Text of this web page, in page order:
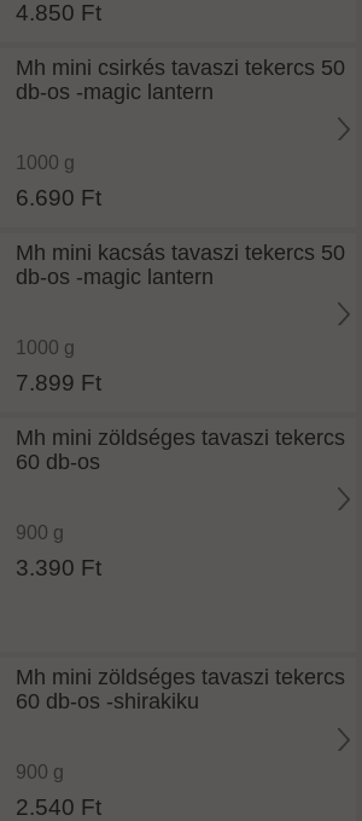
4.850 Ft
Mh mini csirkés tavaszi tekercs 50
db-os -magic lantern
1000 g
6.690 Ft
Mh mini kacsás tavaszi tekercs 50
db-os -magic lantern
1000 g
7.899 Ft
Mh mini zöldséges tavaszi tekercs
60 db-os
900 g
3.390 Ft
Mh mini zöldséges tavaszi tekercs
60 db-os -shirakiku
900 g
2.540 Ft